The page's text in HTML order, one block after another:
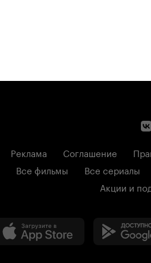
Реклама Соглашение
Все фильмы
Все сериалы
Акции и